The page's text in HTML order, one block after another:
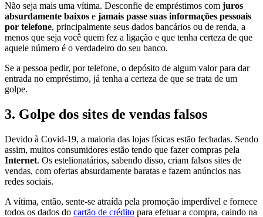
Não seja mais uma vítima. Desconfie de empréstimos com juros
absurdamente baixos e jamais passe suas informações pessoais
por telefone, principalmente seus dados bancários ou de renda, a
menos que seja você quem fez a ligação e que tenha certeza de que
aquele número é o verdadeiro do seu banco.
Se a pessoa pedir, por telefone, o depósito de algum valor para dar
entrada no empréstimo, já tenha a certeza de que se trata de um
golpe.
3. Golpe dos sites de vendas falsos
Devido à Covid-19, a maioria das lojas físicas estão fechadas. Sendo
assim, muitos consumidores estão tendo que fazer compras pela
Internet. Os estelionatários, sabendo disso, criam falsos sites de
vendas, com ofertas absurdamente baratas e fazem anúncios nas
redes sociais.
A vítima, então, sente-se atraída pela promoção imperdível e fornece
todos os dados do cartão de crédito para efetuar a compra, caindo na